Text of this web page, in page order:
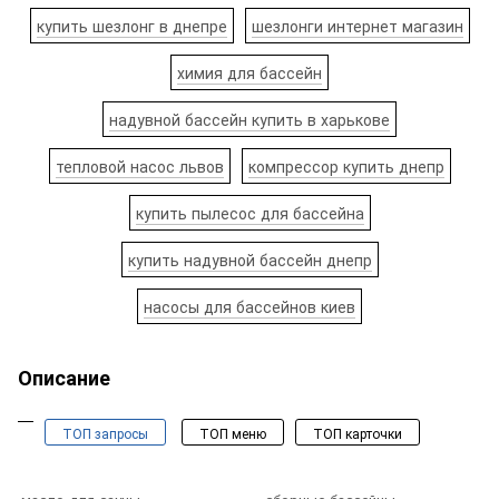
купить шезлонг в днепре шезлонги интернет магазин
химия для бассейн
надувной бассейн купить в харькове
тепловой насос львов компрессор купить днепр
купить пылесос для бассейна
купить надувной бассейн днепр
насосы для бассейнов киев
Описание
ТОП запросы ТОП меню ТОП карточки